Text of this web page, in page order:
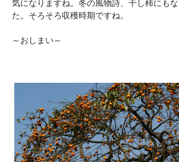
気になりますね。冬の風物詩、干し柿にも
た。そろそろ収穫時期ですね。
～おしまい～